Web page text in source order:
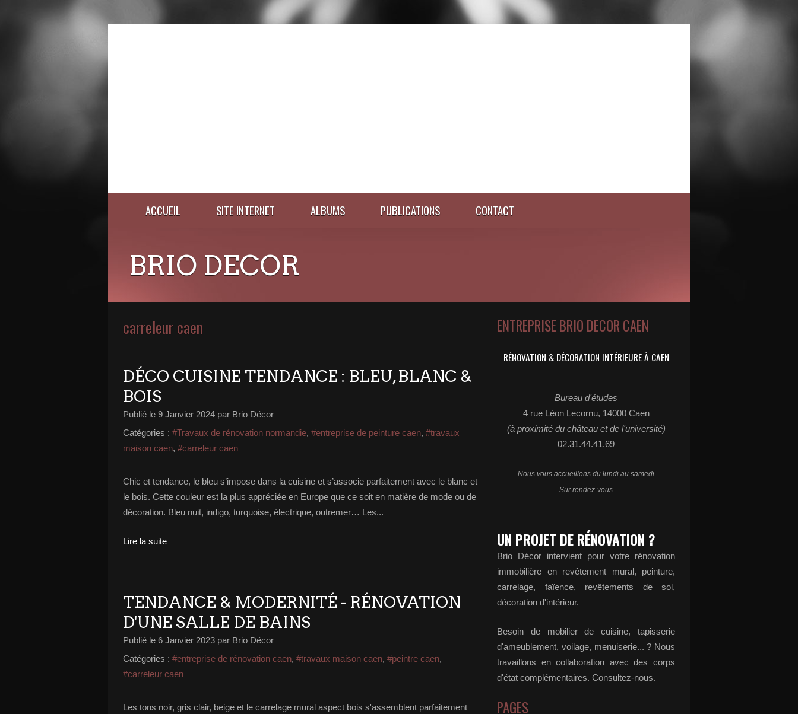
ACCUEIL SITE INTERNET ALBUMS PUBLICATIONS CONTACT
BRIO DECOR
carreleur caen
DÉCO CUISINE TENDANCE : BLEU, BLANC &
BOIS
Publié le 9 Janvier 2024 par Brio Décor
Catégories : #Travaux de rénovation normandie, #entreprise de peinture caen, #travaux
maison caen, #carreleur caen
Chic et tendance, le bleu s’impose dans la cuisine et s’associe parfaitement avec le blanc et
le bois. Cette couleur est la plus appréciée en Europe que ce soit en matière de mode ou de
décoration. Bleu nuit, indigo, turquoise, électrique, outremer… Les...
Lire la suite
TENDANCE & MODERNITÉ - RÉNOVATION
D'UNE SALLE DE BAINS
Publié le 6 Janvier 2023 par Brio Décor
Catégories : #entreprise de rénovation caen, #travaux maison caen, #peintre caen,
#carreleur caen
Les tons noir, gris clair, beige et le carrelage mural aspect bois s'assemblent parfaitement
ENTREPRISE BRIO DECOR CAEN
RÉNOVATION & DÉCORATION INTÉRIEURE À CAEN
Bureau d'études
4 rue Léon Lecornu, 14000 Caen
(à proximité du château et de l'université)
02.31.44.41.69
Nous vous accueillons du lundi au samedi
Sur rendez-vous
UN PROJET DE RÉNOVATION ?
Brio Décor intervient pour votre rénovation
immobilière en revêtement mural, peinture,
carrelage, faïence, revêtements de sol,
décoration d'intérieur.
Besoin de mobilier de cuisine, tapisserie
d'ameublement, voilage, menuiserie... ? Nous
travaillons en collaboration avec des corps
d'état complémentaires. Consultez-nous.
PAGES